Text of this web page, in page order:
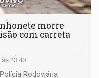
morre
com carreta
23:40
Rodoviária